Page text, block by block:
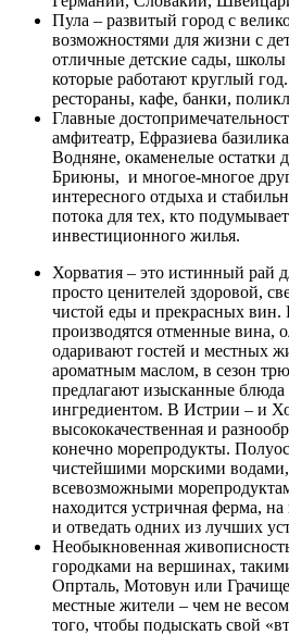
Пула – развитый город с
возможностями для жизни с
отличные детские сады,
которые работают круглый
рестораны, кафе, банки,
Главные
амфитеатр, Ефразиева
Водняне, окаменелые остатки
Бриюны, и многое-многое
интересного отдыха и
потока для тех, кто
инвестиционного жилья.
Хорватия – это истинный рай
просто ценителей здоровой,
чистой еды и прекрасных вин.
производятся отменные вина,
одаривают гостей и местных
ароматным маслом, в сезон
предлагают изысканные
ингредиентом. В Истрии – и
высококачественная и
конечно морепродукты.
чистейшими морскими
всевозможными
находится устричная ферма,
и отведать одних из лучших
Необыкновенная
городками на вершинах,
Опрталь, Мотовун или
местные жители – чем не
того, чтобы подыскать свой